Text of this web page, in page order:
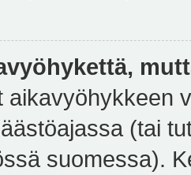
aikavyöhykkeen
(tai
suomessa).